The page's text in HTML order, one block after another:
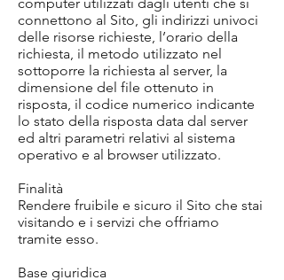
connettono al Sito, gli indirizzi univoci
delle risorse richieste, l’orario della
richiesta, il metodo utilizzato nel
sottoporre la richiesta al server, la
dimensione del file ottenuto in
risposta, il codice numerico indicante
lo stato della risposta data dal server
ed altri parametri relativi al sistema
operativo e al browser utilizzato.
Finalità
Rendere fruibile e sicuro il Sito che stai
visitando e i servizi che offriamo
tramite esso.
Base giuridica